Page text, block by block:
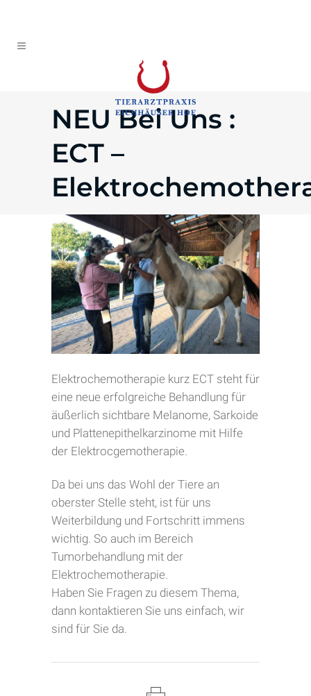
NEU Bei Uns :
ECT –
Elektrochemotherapie kurz ECT steht für
eine neue erfolgreiche Behandlung für
äußerlich sichtbare Melanome, Sarkoide
und Plattenepithelkarzinome mit Hilfe
der Elektrocgemotherapie.
Da bei uns das Wohl der Tiere an
oberster Stelle steht, ist für uns
Weiterbildung und Fortschritt immens
wichtig. So auch im Bereich
Tumorbehandlung mit der
Elektrochemotherapie.
Haben Sie Fragen zu diesem Thema,
dann kontaktieren Sie uns einfach, wir
sind für Sie da.